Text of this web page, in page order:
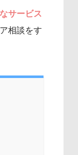
サービス
相談をす